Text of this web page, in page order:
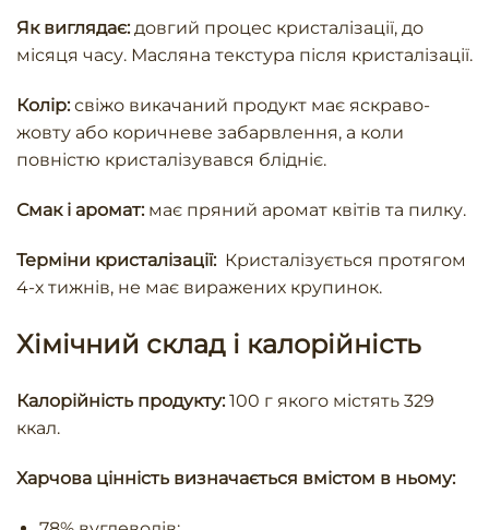
Як виглядає:довгий процес кристалізації, до
місяця часу. Масляна текстура після кристалізації.
Колір:свіжо викачаний продукт має яскраво-
жовту або коричневе забарвлення, а коли
повністю кристалізувався блідніє.
Смак і аромат:має пряний аромат квітів та пилку.
Терміни кристалізації:Кристалізується протягом
4-х тижнів, не має виражених крупинок.
Хімічний склад і калорійність
Калорійність продукту:100 г якого містять 329
ккал.
Харчова цінність визначається вмістом в ньому: